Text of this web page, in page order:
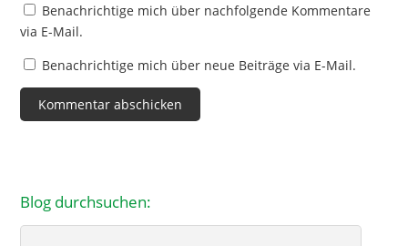
Benachrichtige mich über nachfolgende Kommentare
via E-Mail.
Benachrichtige mich über neue Beiträge via E-Mail.
Blog durchsuchen: